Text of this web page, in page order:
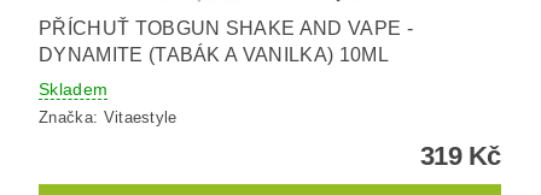
PŘÍCHUŤ TOBGUN SHAKE AND VAPE -
DYNAMITE (TABÁK A VANILKA) 10ML
Skladem
Značka: Vitaestyle
319 Kč